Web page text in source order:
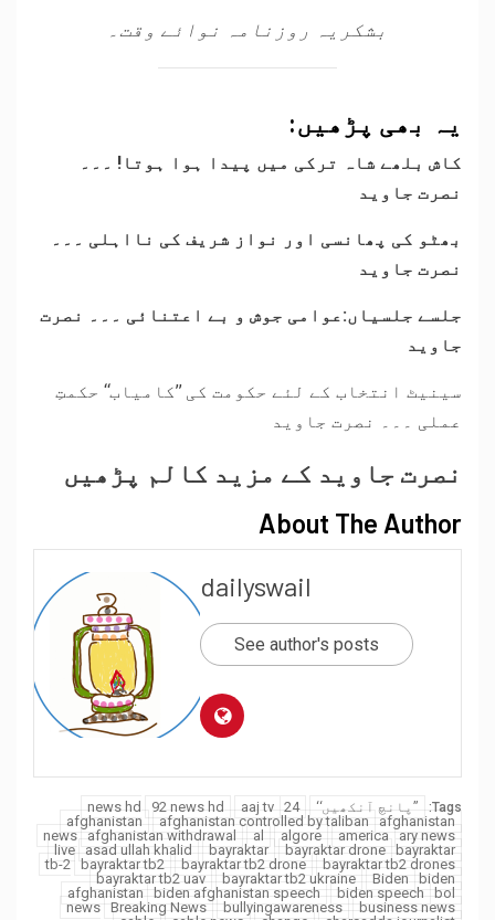
بشکریہ روزنامہ نوائے وقت۔
یہ بھی پڑھیں:
کاش بلھے شاہ ترکی میں پیدا ہوا ہوتا! ۔۔۔
نصرت جاوید
بھٹو کی پھانسی اور نواز شریف کی نااہلی ۔۔۔
نصرت جاوید
جلسے جلسیاں:عوامی جوش و بے اعتنائی ۔۔۔ نصرت
جاوید
سینیٹ انتخاب کے لئے حکومت کی ’’کامیاب‘‘ حکمتِ
عملی ۔۔۔ نصرت جاوید
نصرت جاوید کے مزید کالم پڑھیں
About The Author
dailyswail
See author's posts
Tags: ’’پانچ آنکھیں‘‘ 24 news hd
92 news hd
aaj tv
afghanistan
afghanistan controlled by taliban
afghanistan
news afghanistan withdrawal al algore america
ary news
live asad ullah khalid bayraktar bayraktar drone bayraktar
tb-2
bayraktar tb2 bayraktar tb2 drone
bayraktar tb2 drones
bayraktar tb2 uav
bayraktar tb2 ukraine Biden
biden
afghanistan
biden afghanistan speech biden speech
bol
news Breaking News bullyingawareness
business news